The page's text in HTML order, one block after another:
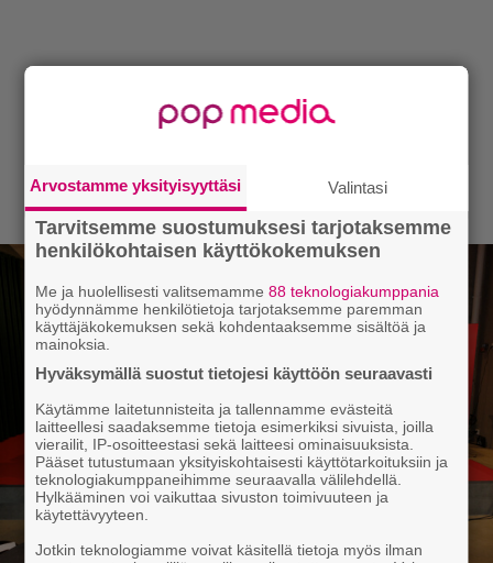
Arvostamme yksityisyyttäsi Valintasi
Tarvitsemme suostumuksesi tarjotaksemme
henkilökohtaisen käyttökokemuksen
Me ja huolellisesti valitsemamme88 teknologiakumppania
hyödynnämme henkilötietoja tarjotaksemme paremman
käyttäjäkokemuksen sekä kohdentaaksemme sisältöä ja
mainoksia.
Hyväksymällä suostut tietojesi käyttöön seuraavasti
Käytämme laitetunnisteita ja tallennamme evästeitä
laitteellesi saadaksemme tietoja esimerkiksi sivuista, joilla
vierailit, IP-osoitteestasi sekä laitteesi ominaisuuksista.
Pääset tutustumaan yksityiskohtaisesti käyttötarkoituksiin ja
teknologiakumppaneihimme seuraavalla välilehdellä.
Hylkääminen voi vaikuttaa sivuston toimivuuteen ja
käytettävyyteen.
Jotkin teknologiamme voivat käsitellä tietoja myös ilman